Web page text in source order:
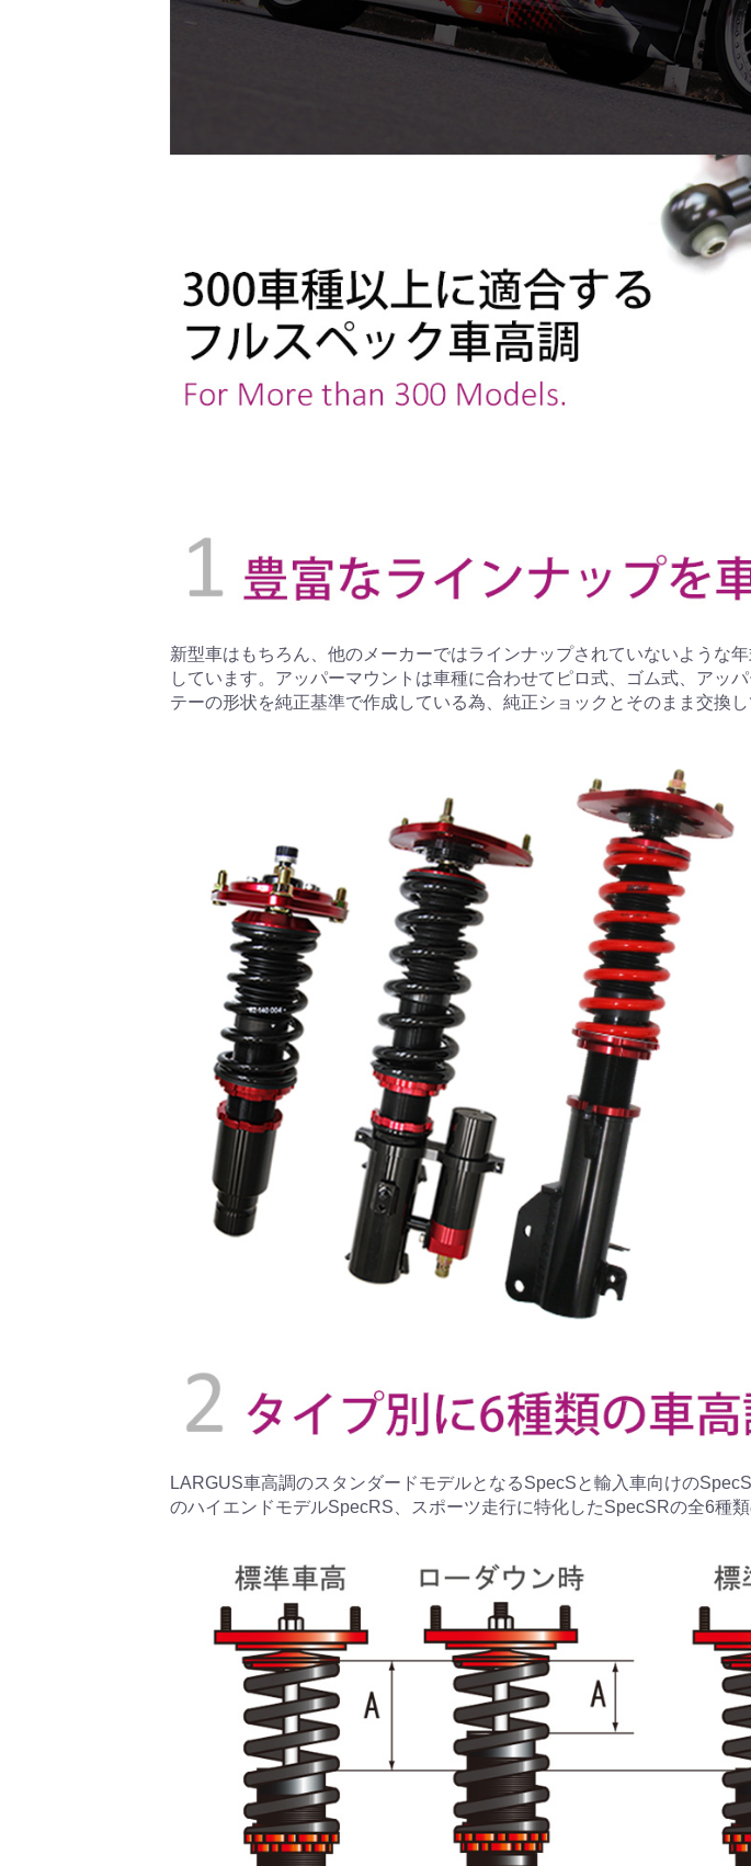
新型車はもちろん、他のメーカーではラインナップされていないような
しています。アッパーマウントは車種に合わせてピロ式、ゴム式、アッ
テーの形状を純正基準で作成している為、純正ショックとそのまま交換し
LARGUS車高調のスタンダードモデルとなるSpecSと輸入車向けの
のハイエンドモデルSpecRS、スポーツ走行に特化したSpecSRの全6種類